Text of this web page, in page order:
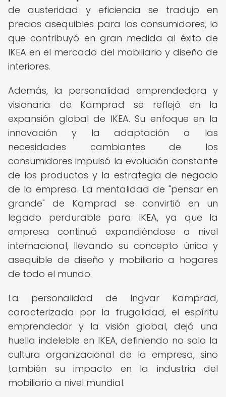
de austeridad y eficiencia se tradujo en
precios asequibles para los consumidores, lo
que contribuyó en gran medida al éxito de
IKEA en el mercado del mobiliario y diseño de
interiores.
Además, la personalidad emprendedora y
visionaria de Kamprad se reflejó en la
expansión global de IKEA. Su enfoque en la
innovación y la adaptación a las
necesidades cambiantes de los
consumidores impulsó la evolución constante
de los productos y la estrategia de negocio
de la empresa. La mentalidad de "pensar en
grande" de Kamprad se convirtió en un
legado perdurable para IKEA, ya que la
empresa continuó expandiéndose a nivel
internacional, llevando su concepto único y
asequible de diseño y mobiliario a hogares
de todo el mundo.
La personalidad de Ingvar Kamprad,
caracterizada por la frugalidad, el espíritu
emprendedor y la visión global, dejó una
huella indeleble en IKEA, definiendo no solo la
cultura organizacional de la empresa, sino
también su impacto en la industria del
mobiliario a nivel mundial.